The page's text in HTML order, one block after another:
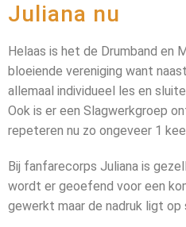
Juliana nu
Helaas is het de Drumband en
bloeiende vereniging want
allemaal individueel les en
Ook is er een Slagwerkgroep
repeteren nu zo ongeveer 1
Bij fanfarecorps Juliana is
wordt er geoefend voor een
gewerkt maar de nadruk ligt op